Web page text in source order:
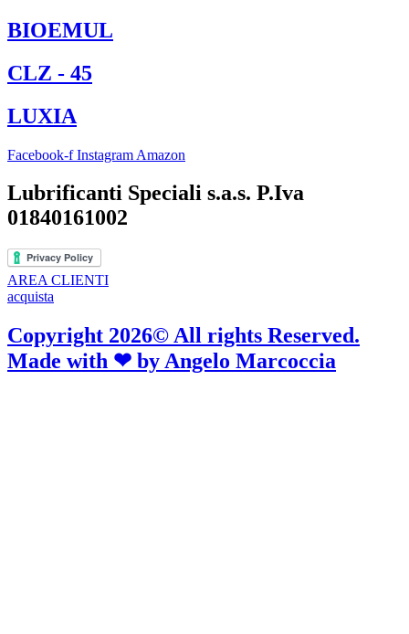
BIOEMUL
CLZ - 45
LUXIA
Facebook-f Instagram Amazon
Lubrificanti Speciali s.a.s. P.Iva
01840161002
AREA CLIENTI
acquista
Copyright 2026© All rights Reserved.
Made with ❤ byAngelo Marcoccia